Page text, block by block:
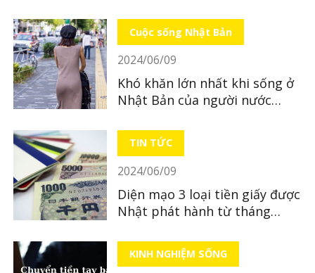
Thanh Nga
08/04/2024
Cảm ơn bạn đã chia sẻ ạ. LocoBee
sẽ cập nhật thông tin trong bài viết
Cuộc sống Nhật Bản
2024/06/09
Khó khăn lớn nhất khi sống ở
Nhật Bản của người nước
TIN TỨC
2024/06/09
Diện mạo 3 loại tiền giấy được
Nhật phát hành từ tháng
KINH NGHIỆM SỐNG